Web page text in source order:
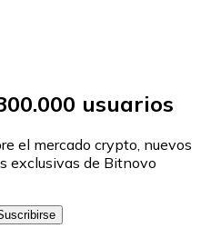
usuarios
el mercado crypto, nuevos
exclusivas de Bitnovo